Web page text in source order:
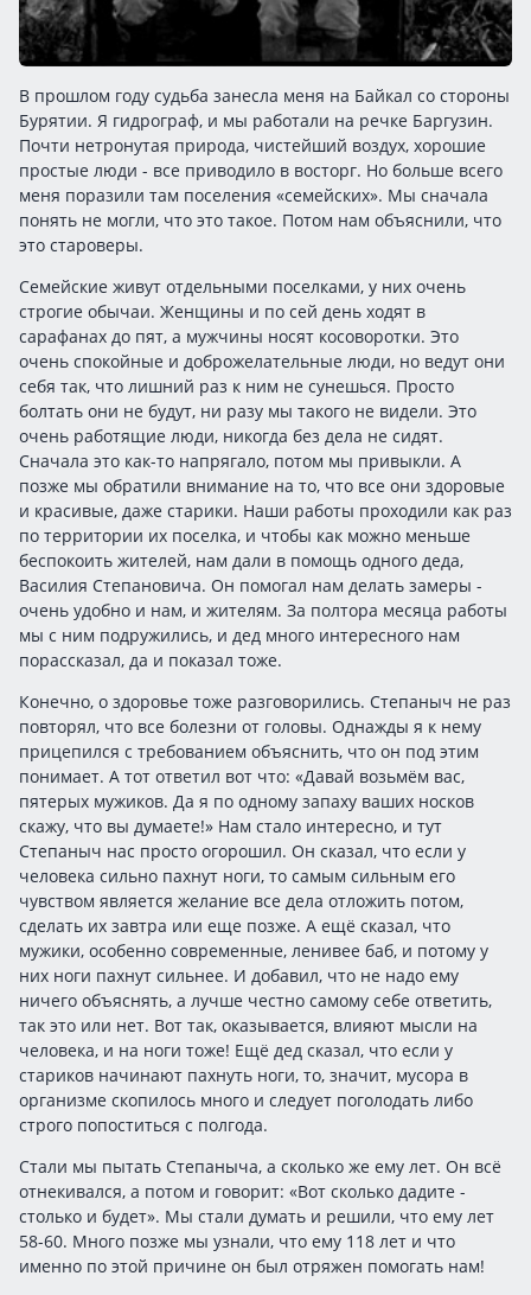
В прошлом году судьба занесла меня на Байкал со стороны
Бурятии. Я гидрограф, и мы работали на речке Баргузин.
Почти нетронутая природа, чистейший воздух, хорошие
простые люди - все приводило в восторг. Но больше всего
меня поразили там поселения «семейских». Мы сначала
понять не могли, что это такое. Потом нам объяснили, что
это староверы.
Семейские живут отдельными поселками, у них очень
строгие обычаи. Женщины и по сей день ходят в
сарафанах до пят, а мужчины носят косоворотки. Это
очень спокойные и доброжелательные люди, но ведут они
себя так, что лишний раз к ним не сунешься. Просто
болтать они не будут, ни разу мы такого не видели. Это
очень работящие люди, никогда без дела не сидят.
Сначала это как-то напрягало, потом мы привыкли. А
позже мы обратили внимание на то, что все они здоровые
и красивые, даже старики. Наши работы проходили как раз
по территории их поселка, и чтобы как можно меньше
беспокоить жителей, нам дали в помощь одного деда,
Василия Степановича. Он помогал нам делать замеры -
очень удобно и нам, и жителям. За полтора месяца работы
мы с ним подружились, и дед много интересного нам
порассказал, да и показал тоже.
Конечно, о здоровье тоже разговорились. Степаныч не раз
повторял, что все болезни от головы. Однажды я к нему
прицепился с требованием объяснить, что он под этим
понимает. А тот ответил вот что: «Давай возьмём вас,
пятерых мужиков. Да я по одному запаху ваших носков
скажу, что вы думаете!» Нам стало интересно, и тут
Степаныч нас просто огорошил. Он сказал, что если у
человека сильно пахнут ноги, то самым сильным его
чувством является желание все дела отложить потом,
сделать их завтра или еще позже. А ещё сказал, что
мужики, особенно современные, ленивее баб, и потому у
них ноги пахнут сильнее. И добавил, что не надо ему
ничего объяснять, а лучше честно самому себе ответить,
так это или нет. Вот так, оказывается, влияют мысли на
человека, и на ноги тоже! Ещё дед сказал, что если у
стариков начинают пахнуть ноги, то, значит, мусора в
организме скопилось много и следует поголодать либо
строго попоститься с полгода.
Стали мы пытать Степаныча, а сколько же ему лет. Он всё
отнекивался, а потом и говорит: «Вот сколько дадите -
столько и будет». Мы стали думать и решили, что ему лет
58-60. Много позже мы узнали, что ему 118 лет и что
именно по этой причине он был отряжен помогать нам!